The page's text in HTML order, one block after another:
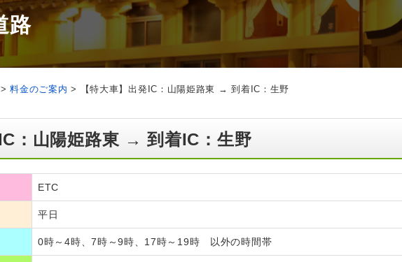
路
>料金のご案内 > 【特大車】出発IC：山陽姫路東 → 到着IC：生野
IC：山陽姫路東 → 到着IC：生野
ETC
平日
0時～4時、7時～9時、17時～19時 以外の時間帯